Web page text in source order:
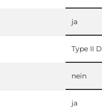
ja
Type II
nein
ja